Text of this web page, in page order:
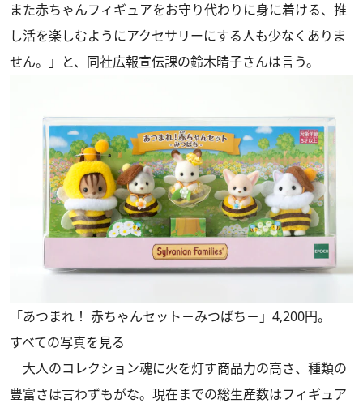
また赤ちゃんフィギュアをお守り代わりに身に着ける、推
し活を楽しむようにアクセサリーにする人も少なくありま
せん。」と、同社広報宣伝課の鈴木晴子さんは言う。
「あつまれ！ 赤ちゃんセット－みつばち－」4,200円。
すべての写真を見る
大人のコレクション魂に火を灯す商品力の高さ、種類の
豊富さは言わずもがな。現在までの総生産数はフィギュア